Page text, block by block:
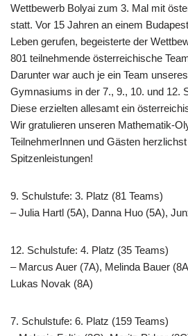
Wettbewerb Bolyai zum 3. Mal mit
statt. Vor 15 Jahren an einem
Leben gerufen, begeisterte der
801 teilnehmende österreichische
Darunter war auch je ein Team
Gymnasiums in der 7., 9., 10. und 12.
Diese erzielten allesamt ein
Wir gratulieren unseren Mathematik-
TeilnehmerInnen und Gästen
Spitzenleistungen!
9. Schulstufe: 3. Platz (81 Teams)
– Julia Hartl (5A), Danna Huo (5A),
12. Schulstufe: 4. Platz (35 Teams)
– Marcus Auer (7A), Melinda Bauer
Lukas Novak (8A)
7. Schulstufe: 6. Platz (159 Teams)